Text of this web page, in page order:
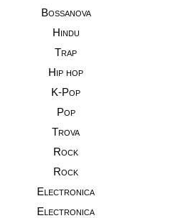
Bossanova
Hindu
Trap
Hip hop
K-Pop
Pop
Trova
Rock
Rock
Electronica
Electronica